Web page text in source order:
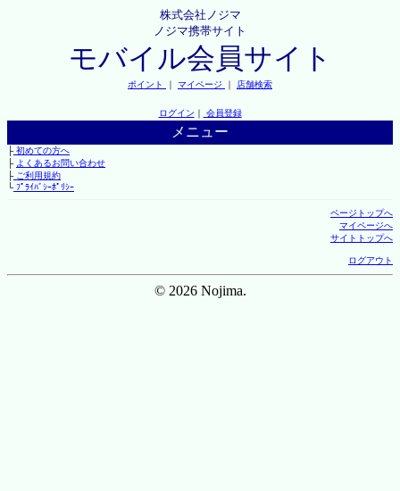
株式会社ノジマ
ノジマ携帯サイト
モバイル会員サイト
ポイント ｜ マイページ ｜ 店舗検索
ログイン ｜ 会員登録
メニュー
├初めての方へ
├ よくあるお問い合わせ
├ご利用規約
└ﾌﾟﾗｲﾊﾞｼｰﾎﾟﾘｼｰ
ページトップへ
マイページへ
サイトトップへ
ログアウト
© 2026 Nojima.